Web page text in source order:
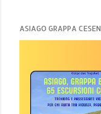
ASIAGO GRAPPA CESEN